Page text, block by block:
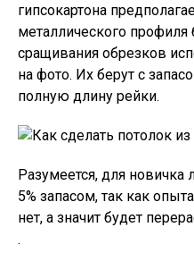
гипсокартона
металлического профиля
сращивания обрезков
на фото. Их берут с
полную длину рейки.
Разумеется, для новичка
5% запасом, так как
нет, а значит будет
.